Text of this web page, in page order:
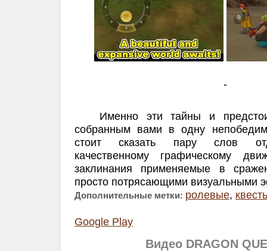
-
Именно эти тайны и
собранным вами в одну
стоит сказать пару слов
качественному графическому
заклинания применяемые в
просто потрясающими визуальными
Дополнительные метки: ролевые,
Google Play
Видео DRAGON